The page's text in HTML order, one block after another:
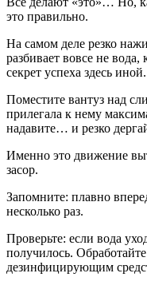
это правильно.
На самом деле резко
разбивает вовсе не
секрет успеха здесь иной.
Поместите вантуз над
прилегала к нему
надавите… и резко
Именно это движение
засор.
Запомните: плавно
несколько раз.
Проверьте: если вода
получилось.
дезинфицирующим